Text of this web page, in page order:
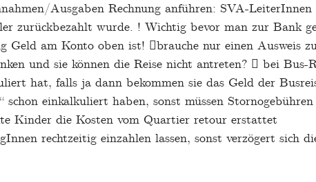
Ausgaben Rechnung anführen: SVA-LeiterInnen
zurückbezahlt wurde. ! Wichtig bevor man zur Bank
Geld am Konto oben ist! brauche nur einen Ausweis
und sie können die Reise nicht antreten?  bei Bus-
hat, falls ja dann bekommen sie das Geld der
einkalkuliert haben, sonst müssen
Kinder die Kosten vom Quartier retour erstattet
rechtzeitig einzahlen lassen, sonst verzögert sich